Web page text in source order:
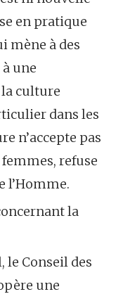
en pratique
mène à des
une
culture
dans les
n’accepte pas
refuse
l’Homme.
la
le Conseil des
une